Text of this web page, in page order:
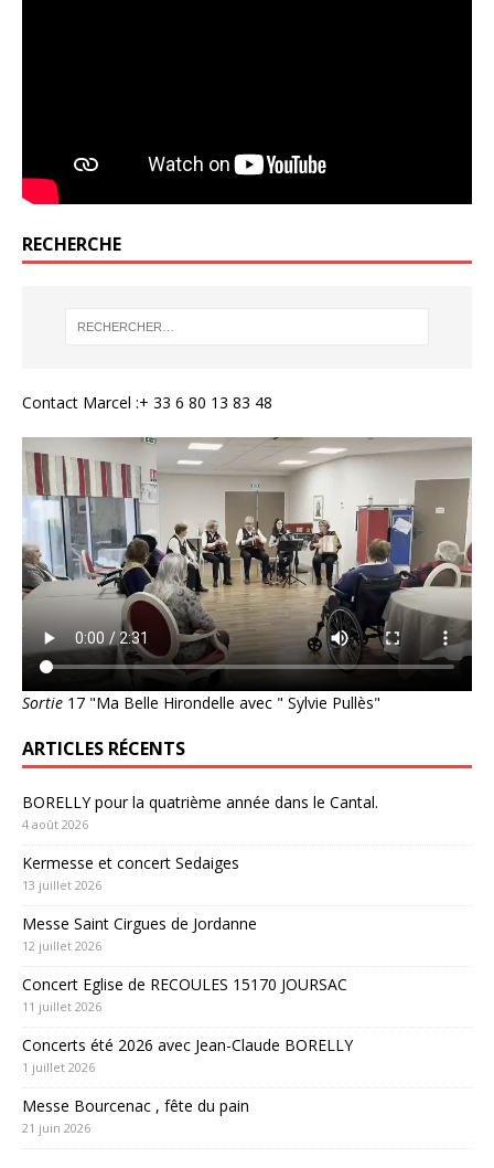
RECHERCHE
Contact Marcel :+ 33 6 80 13 83 48
Sortie 17 "Ma Belle Hirondelle avec " Sylvie Pullès"
ARTICLES RÉCENTS
BORELLY pour la quatrième année dans le Cantal.
4 août 2026
Kermesse et concert Sedaiges
13 juillet 2026
Messe Saint Cirgues de Jordanne
12 juillet 2026
Concert Eglise de RECOULES 15170 JOURSAC
11 juillet 2026
Concerts été 2026 avec Jean-Claude BORELLY
1 juillet 2026
Messe Bourcenac , fête du pain
21 juin 2026